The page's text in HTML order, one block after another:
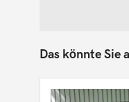
Das könnte Sie